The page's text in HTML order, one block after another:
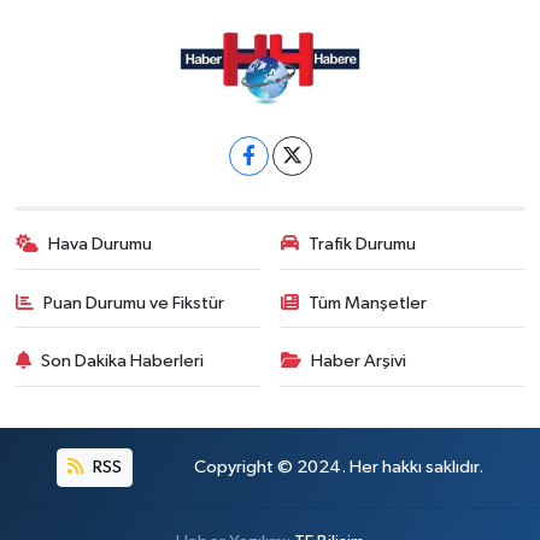
Hava Durumu Trafik Durumu
Puan Durumu ve Fikstür Tüm Manşetler
Son Dakika Haberleri Haber Arşivi
RSS Copyright © 2024. Her hakkı saklıdır.